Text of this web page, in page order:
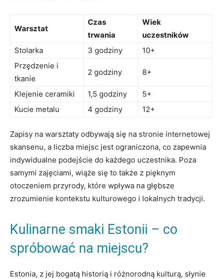
Warsztat
Czas
trwania
Wiek
uczestników
Stolarka
3 godziny
10+
Przędzenie i
tkanie
2 godziny 8+
Klejenie⁣ ceramiki 1,5 godziny
5+
Kucie metalu
4 godziny 12+
Zapisy ⁣na warsztaty odbywają się ⁢na stronie internetowej
skansenu, ⁤a liczba ‌miejsc ​jest ograniczona, co zapewnia
indywidualne podejście do każdego uczestnika. Poza
samymi ​zajęciami, ⁣wiąże się to także z pięknym
otoczeniem przyrody, które wpływa ⁣na‌ głębsze
zrozumienie kontekstu​ kulturowego i ⁣lokalnych‍ tradycji.
Kulinarne smaki⁣ Estonii – co
⁣spróbować na miejscu?
Estonia,⁢ z jej bogatą ​historią i różnorodną kulturą, słynie